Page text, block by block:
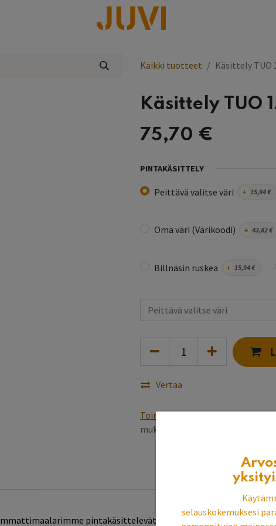
Kaikki tuotteet Käsittely TUO
Käsittely TUO
75,70 €
PINTAKÄSITTELY
Peittävä valitse väri + 15,94€
Oma väri (Värikoodi) + 43,82€
Billnäsin ruskea + 15,94€
Vertaa
ToimitusehdotVarastotuotteet
mukaan, pintakäsittely 5~6 vk
pintakäsittelevät tuotteen näkyvät pinnat
selauskokemuksesi